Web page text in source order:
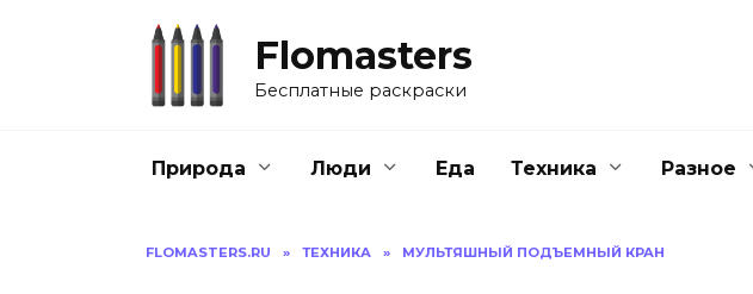
Flomasters
Бесплатные раскраски
Природа Люди Еда Техника Разное
FLOMASTERS.RU » ТЕХНИКА » МУЛЬТЯШНЫЙ ПОДЪЕМНЫЙ КРАН